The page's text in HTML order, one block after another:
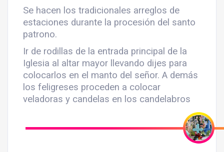
Se hacen los tradicionales arreglos de
estaciones durante la procesión del santo
patrono.
Ir de rodillas de la entrada principal de la
Iglesia al altar mayor llevando dijes para
colocarlos en el manto del señor. A demás
los feligreses proceden a colocar
veladoras y candelas en los candelabros